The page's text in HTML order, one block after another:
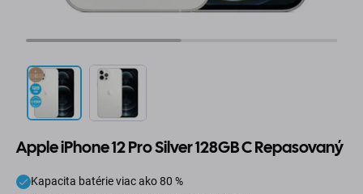
Apple iPhone 12 Pro Silver 128GB C Repasovaný
Kapacita batérie viac ako 80 %